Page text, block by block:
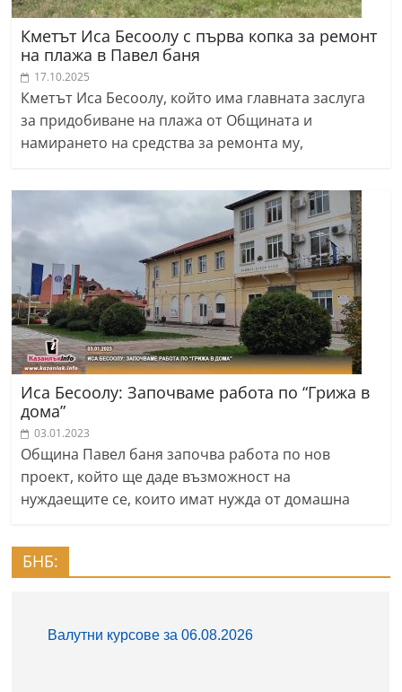
Кметът Иса Бесоолу с първа копка за ремонт
на плажа в Павел баня
17.10.2025
Кметът Иса Бесоолу, който има главната заслуга
за придобиване на плажа от Общината и
намирането на средства за ремонта му,
Иса Бесоолу: Започваме работа по “Грижа в
дома”
03.01.2023
Oбщина Павел баня започва работа по нов
проект, който ще даде възможност на
нуждаещите се, които имат нужда от домашна
БНБ: